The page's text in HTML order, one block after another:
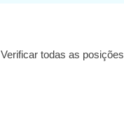
Verificar todas as posições